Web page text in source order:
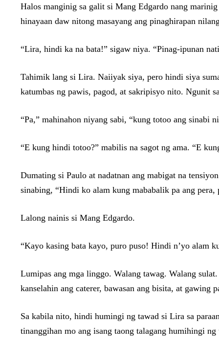
Halos manginig sa galit si Mang Edgardo nang
hinayaan daw nitong masayang ang pinaghirapan
“Lira, hindi ka na bata!” sigaw niya. “Pinag-ipunan
Tahimik lang si Lira. Naiiyak siya, pero hindi siya
katumbas ng pawis, pagod, at sakripisyo nito. Ngunit
“Pa,” mahinahon niyang sabi, “kung totoo ang sinabi
“E kung hindi totoo?” mabilis na sagot ng ama. “E
Dumating si Paulo at nadatnan ang mabigat na
sinabing, “Hindi ko alam kung mababalik pa ang
Lalong nainis si Mang Edgardo.
“Kayo kasing bata kayo, puro puso! Hindi n’yo alam
Lumipas ang mga linggo. Walang tawag. Walang
kanselahin ang caterer, bawasan ang bisita, at
Sa kabila nito, hindi humingi ng tawad si Lira sa
tinanggihan mo ang isang taong talagang humihingi